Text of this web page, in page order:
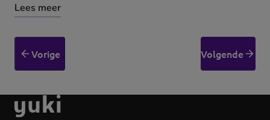
Lees meer
Vorige Volgende
Ga
naar